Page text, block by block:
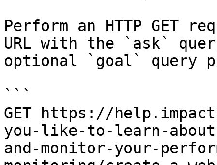
Perform an HTTP GET
URL with the `ask`
optional `goal` query
```
GET https://
you-like-to-learn-
and-monitor-your-